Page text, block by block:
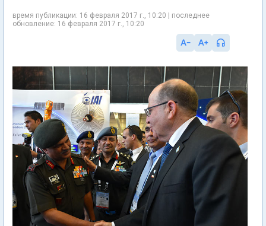
время публикации: 16 февраля 2017 г., 10:20 | последнее
обновление: 16 февраля 2017 г., 10:20